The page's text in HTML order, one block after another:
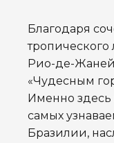
Благодаря
Рио-де-
«Чудесным
Именно
самых
Бразилии,